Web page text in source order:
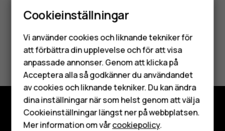
Smartphones
Mobiltelefoner
Tillbehör
HMD Terra M
Surfplattor
Var detta till hjälp?
Ja Nej
Utforska
Cookieinställningar
Vi använder cookies och liknande tekniker för
att förbättra din upplevelse och för att visa
anpassade annonser. Genom att klicka på
Acceptera alla så godkänner du användandet
av cookies och liknande tekniker. Du kan ändra
dina inställningar när som helst genom att välja
Cookieinställningar längst ner på webbplatsen.
Mer information om vårcookiepolicy.